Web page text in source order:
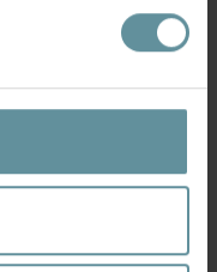
BLOUSE - Blå...